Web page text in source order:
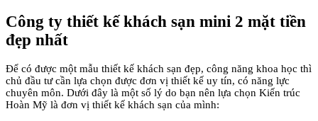
Công ty thiết kế khách sạn mini 2 mặt tiền
đẹp nhất
Để có được một mẫu thiết kế khách sạn đẹp, công năng khoa học thì
chủ đầu tư cần lựa chọn được đơn vị thiết kế uy tín, có năng lực
chuyên môn. Dưới đây là một số lý do bạn nên lựa chọn Kiến trúc
Hoàn Mỹ là đơn vị thiết kế khách sạn của mình: